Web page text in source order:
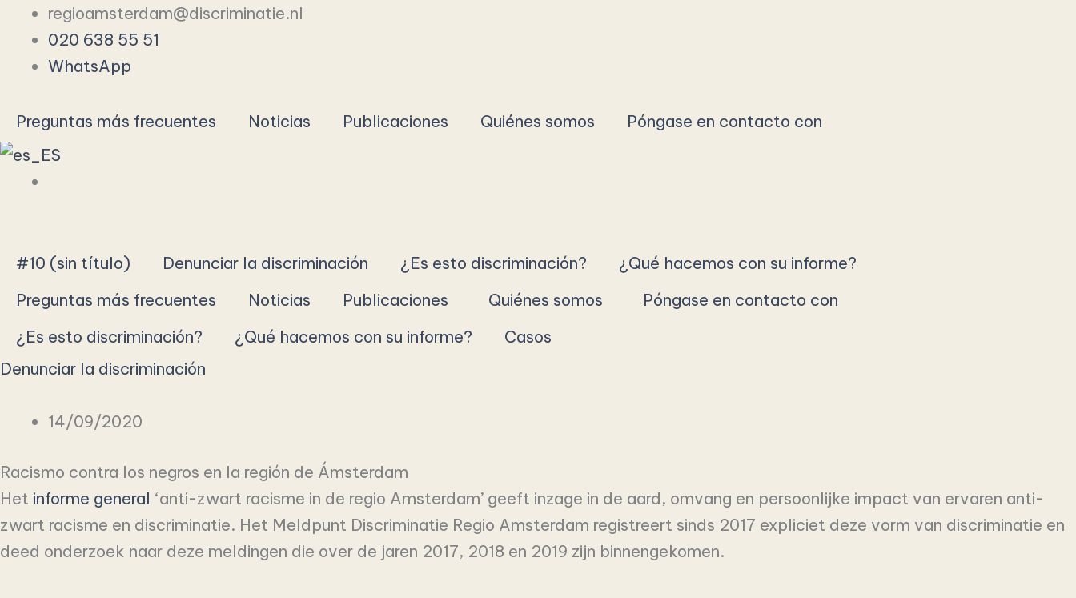
contenido
regioamsterdam@discriminatie.nl
020 638 55 51
WhatsApp
Preguntas más frecuentes Noticias Publicaciones Quiénes somos Póngase en contacto con
#10 (sin título) Denunciar la discriminación ¿Es esto discriminación?
¿Qué hacemos con su informe?
Preguntas más frecuentes
Noticias Publicaciones Quiénes somos
Póngase en contacto con
¿Es esto discriminación?
¿Qué hacemos con su informe?
Casos
Denunciar la discriminación
14/09/2020
Racismo contra los negros en la región de Ámsterdam
Het informe general ‘anti-zwart racisme in de regio Amsterdam’ geeft inzage in de aard, omvang en persoonlijke impact van ervaren anti-
zwart racisme en discriminatie. Het Meldpunt Discriminatie Regio Amsterdam registreert sinds 2017 expliciet deze vorm van discriminatie en
deed onderzoek naar deze meldingen die over de jaren 2017, 2018 en 2019 zijn binnengekomen.